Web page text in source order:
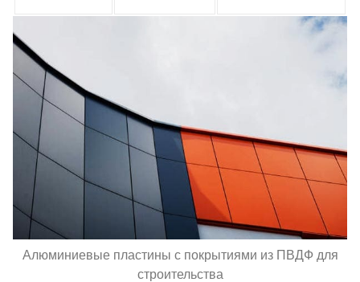
Алюминиевые пластины с покрытиями из ПВДФ для
строительства